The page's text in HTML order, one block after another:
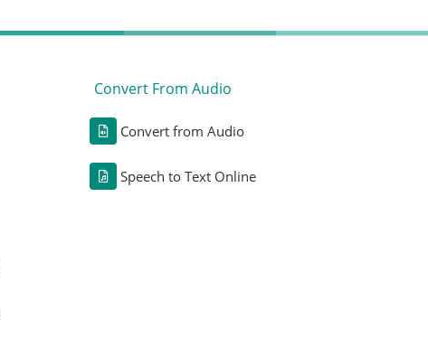
Convert From Audio
Convert from Audio
Speech to Text Online